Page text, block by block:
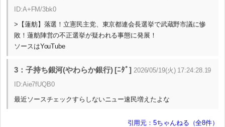
ID:A+FM/3bk0
>【蓮舫】落選！立憲民主党、東京都連会長選挙で武蔵野市議に惨
敗！蓮舫陣営の不正選挙が疑われる事態に発展！
ソースはYouTube
3：子持ち銀河(やわらか銀行) [ﾆﾀﾞ] 2026/05/19(火) 17:24:28.19
ID:Aie7fUQB0
最近ソースチェックすらしないニュー速民増えたよな
引用元：5ちゃんねる（全8件）